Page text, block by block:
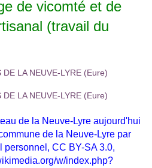
de vicomté et de
(travail du
de la Neuve-Lyre aujourd'hui
de la Neuve-Lyre par
CC BY-SA 3.0,
w/index.php?